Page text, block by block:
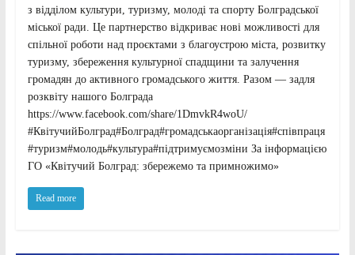
з відділом культури, туризму, молоді та спорту Болградської
міської ради. Це партнерство відкриває нові можливості для
спільної роботи над проєктами з благоустрою міста, розвитку
туризму, збереження культурної спадщини та залучення
громадян до активного громадського життя. Разом — задля
розквіту нашого Болграда
https://www.facebook.com/share/1DmvkR4woU/
#КвітучийБолград#Болград#громадськаорганізація#співпраця
#туризм#молодь#культура#підтримуємозміни За інформацією
ГО «Квітучий Болград: збережемо та примножимо»
Read more